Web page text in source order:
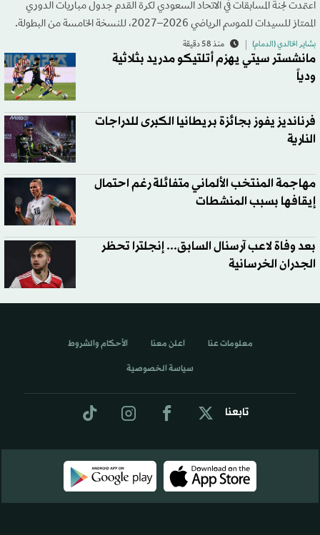
اعتمدت لجنة المسابقات في الاتحاد السعودي لكرة القدم جدول مباريات الدوري
الممتاز للسيدات للموسم الرياضي 2026–2027، للنسخة الخامسة من البطولة.
بشاير الخالدي (الدمام) منذ 58 دقيقة
مانشستر سيتي يهزم أتلتيكو مدريد بثلاثية
ودياً
فرنانديز يفوز بجائزة بريطانيا الكبرى للدراجات
النارية
مهاجمة المنتخب الألماني متفائلة رغم احتمال
إيقافها بسبب المنشطات
بعد وفاة لاعب آرسنال السابق... إنجلترا تحظر
الجدران الخرسانية
تابعنا
معلومات عنا اعلن معنا الأحكام والشروط
سياسة الخصوصية